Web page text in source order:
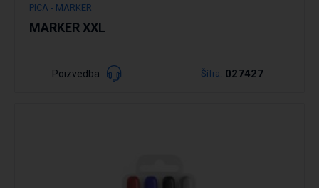
PICA - MARKER
MARKER XXL
Poizvedba Šifra: 027427